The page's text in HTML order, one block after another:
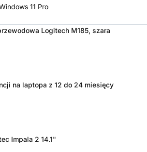
11 Pro
Logitech M185, szara
na laptopa z 12 do 24 miesięcy
Impala 2 14.1"